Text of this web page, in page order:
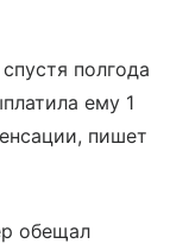
полгода
ему 1
пишет
обещал